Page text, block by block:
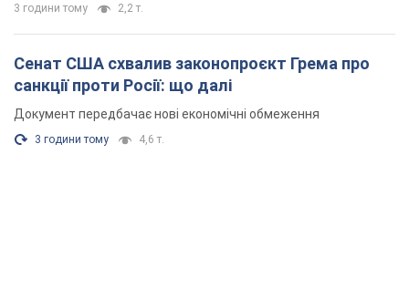
3 години тому 2,2 т.
Сенат США схвалив законопроєкт Грема про
санкції проти Росії: що далі
Документ передбачає нові економічні обмеження
3 години тому 4,6 т.